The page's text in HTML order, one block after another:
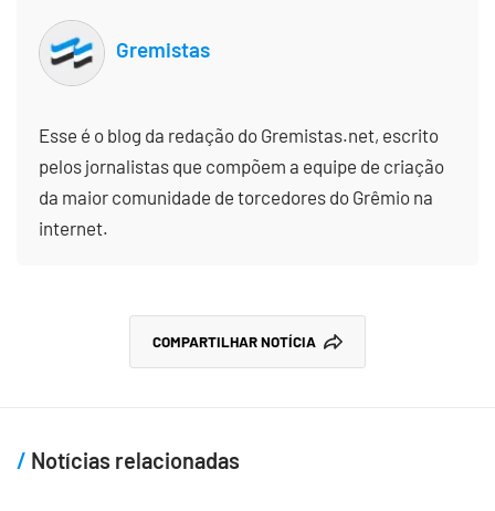
Gremistas
Esse é o blog da redação do Gremistas.net, escrito
pelos jornalistas que compõem a equipe de criação
da maior comunidade de torcedores do Grêmio na
internet.
COMPARTILHAR NOTÍCIA
Notícias relacionadas